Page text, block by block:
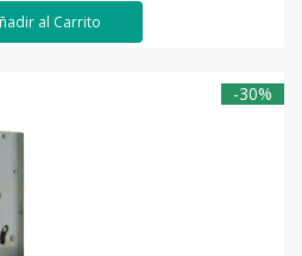
al Carrito
-30%